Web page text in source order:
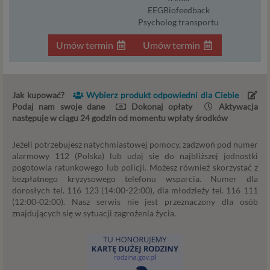
Umów termin
EEGBiofeedback
Psycholog transportu
Umów termin
Jak kupować?
Wybierz produkt odpowiedni dla Ciebie
Podaj nam swoje dane
Dokonaj opłaty
Aktywacja
następuje w ciągu 24 godzin od momentu wpłaty środków
Jeżeli potrzebujesz natychmiastowej pomocy, zadzwoń pod numer
alarmowy 112 (Polska) lub udaj się do najbliższej jednostki
pogotowia ratunkowego lub policji. Możesz również skorzystać z
bezpłatnego kryzysowego telefonu wsparcia. Numer dla
dorosłych tel. 116 123 (14:00-22:00), dla młodzieży tel. 116 111
(12:00-02:00). Nasz serwis nie jest przeznaczony dla osób
znajdujących się w sytuacji zagrożenia życia.
wyłącznie w przypadku posiadania przez nas lub inny
podmiot przetwarzający dane jednej z dopuszczonych
przez RODO podstaw prawnych i wyłącznie w celu
dostosowanym do danej podstawy, zgodnie z opisem
przypadku udzielenia zgody do momentu jej cofnięcia,
ograniczenia lub innych działań z Twojej strony
ograniczających tę zgodę, w przypadku niezbędności
wykonywania, a w przypadku, gdy podstawą
przetwarzania danych jest uzasadniony interes
administratora – do czasu istnienia tego uzasadnionego
interesu.
Administratorzy
Consulting Aneta Styńska właściciel serwisu
internetowego Psychorada.pl. Pełne dane administratora